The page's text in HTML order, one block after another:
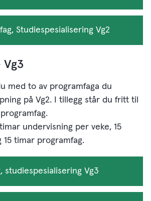
Studiespesialisering Vg2
med to av programfaga du
på Vg2. I tillegg står du fritt til
undervisning per veke, 15
15 timar programfag.
studiespesialisering Vg3